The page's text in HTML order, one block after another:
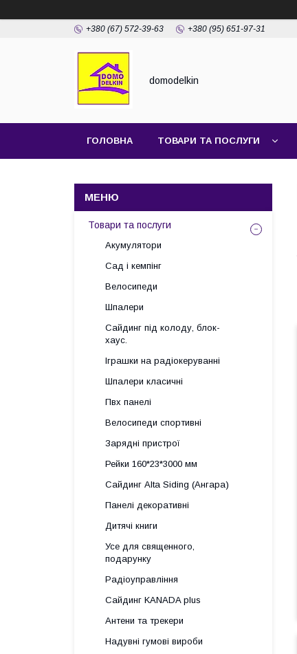
+380 (67) 572-39-63 +380 (95) 651-97-31
domodelkin
ГОЛОВНА ТОВАРИ ТА ПОСЛУГИ
Товари та послуги
Акумулятори
Сад і кемпінг
Велосипеди
Шпалери
Сайдинг під колоду, блок-
хаус.
Іграшки на радіокеруванні
Шпалери класичні
Пвх панелі
Велосипеди спортивні
Зарядні пристрої
Рейки 160*23*3000 мм
Сайдинг Alta Siding (Ангара)
Панелі декоративні
Дитячі книги
Усе для священного,
подарунку
Радіоуправління
Сайдинг KANADA plus
Антени та трекери
Надувні гумові вироби